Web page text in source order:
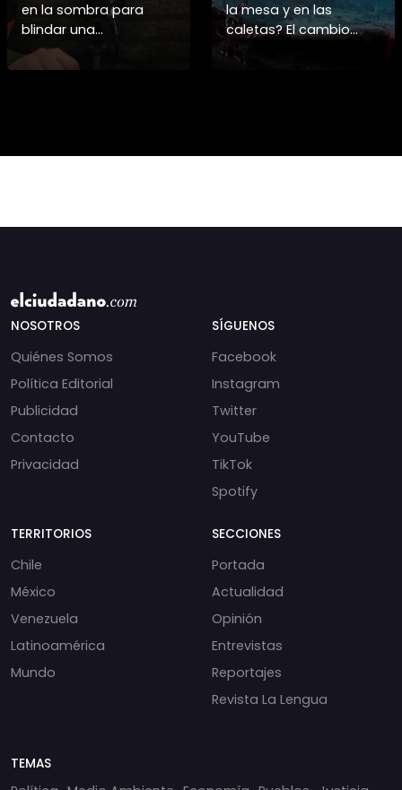
en la sombra para
blindar una
candidatura
presidencial? Nuevos
la mesa y en las
caletas? El cambio
climático y El Niño
alteran las aguas
NOSOTROS
Quiénes Somos
Política Editorial
Publicidad
Contacto
Privacidad
SÍGUENOS
Facebook
Instagram
Twitter
YouTube
TikTok
Spotify
TERRITORIOS
Chile
México
Venezuela
Latinoamérica
Mundo
SECCIONES
Portada
Actualidad
Opinión
Entrevistas
Reportajes
Revista La Lengua
TEMAS